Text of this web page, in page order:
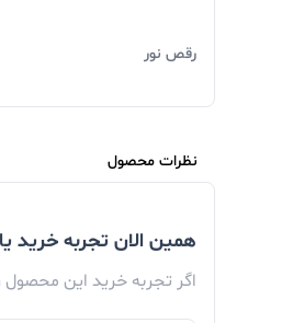
رقص نور
نظرات محصول
همین الان تجربه خرید
اگر تجربه خرید این محصول